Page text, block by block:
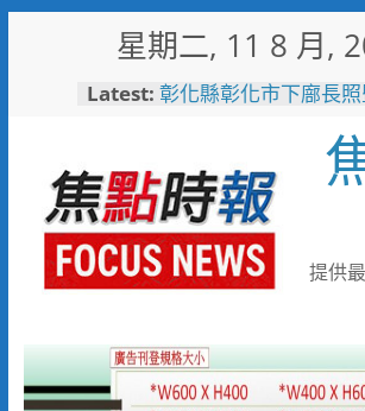
星期二, 11 8 月,
Latest: 彰化縣彰化市下廍長
熊本災區暖起來！高
再出手 132箱物資接
食援助」餐車開進避
彰化縣2026城鎮韌性(
圓滿完成
高雄不只拚半導體！
翻身 營利事業銷售額
和美糖友里衛福大樓
提供